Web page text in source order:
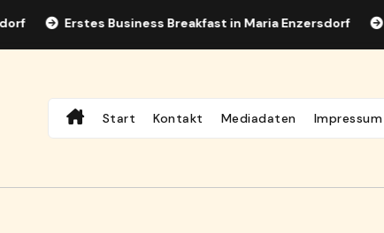
Erstes Business Breakfast in Maria Enzersdorf
Start Kontakt Mediadaten Impressum